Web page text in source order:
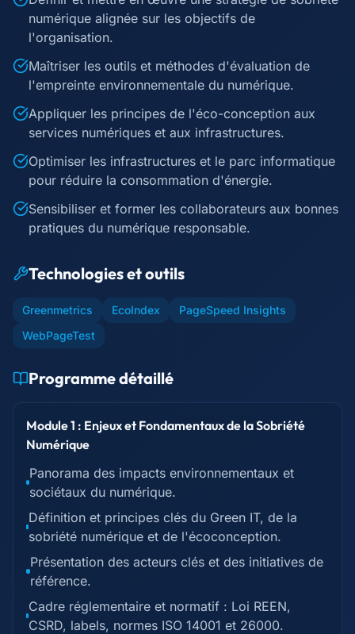
numérique alignée sur les objectifs de
l'organisation.
Maîtriser les outils et méthodes d'évaluation de
l'empreinte environnementale du numérique.
Appliquer les principes de l'éco-conception aux
services numériques et aux infrastructures.
Optimiser les infrastructures et le parc informatique
pour réduire la consommation d'énergie.
Sensibiliser et former les collaborateurs aux bonnes
pratiques du numérique responsable.
Technologies et outils
Greenmetrics EcoIndex
PageSpeed Insights
WebPageTest
Programme détaillé
Module 1 : Enjeux et Fondamentaux de la Sobriété
Numérique
Panorama des impacts environnementaux et
sociétaux du numérique.
Définition et principes clés du Green IT, de la
sobriété numérique et de l'écoconception.
Présentation des acteurs clés et des initiatives de
référence.
Cadre réglementaire et normatif : Loi REEN,
CSRD, labels, normes ISO 14001 et 26000.